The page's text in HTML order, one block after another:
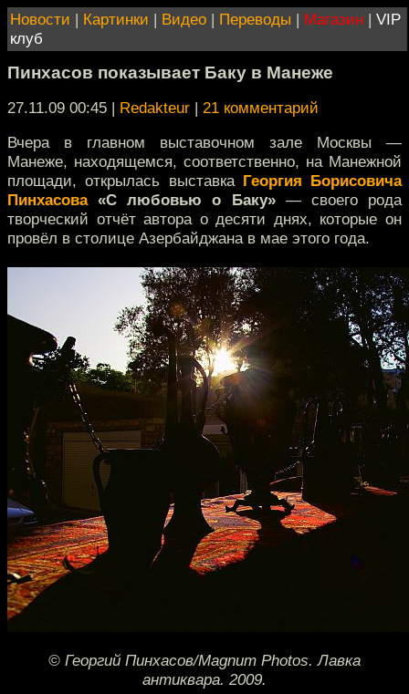
Новости | Картинки | Видео | Переводы | Магазин | VIP
клуб
Пинхасов показывает Баку в Манеже
27.11.09 00:45 | Redakteur | 21 комментарий
Вчера в главном выставочном зале Москвы —
Манеже, находящемся, соответственно, на Манежной
площади, открылась выставка Георгия Борисовича
Пинхасова «С любовью о Баку»— своего рода
творческий отчёт автора о десяти днях, которые он
провёл в столице Азербайджана в мае этого года.
© Георгий Пинхасов/Magnum Photos. Лавка
антиквара. 2009.